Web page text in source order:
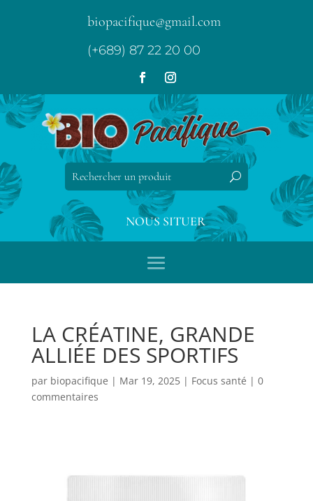
biopacifique@gmail.com
(+689) 87 22 20 00
NOUS SITUER
LA CRÉATINE, GRANDE
ALLIÉE DES SPORTIFS
par biopacifique | Mar 19, 2025| Focus santé | 0
commentaires